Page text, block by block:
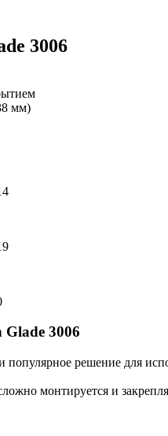
3006
мм)
3006
популярное решение для
монтируется и